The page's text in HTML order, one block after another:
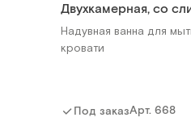
Двухкамерная, со
Надувная ванна для
кровати
Под заказАрт. 668